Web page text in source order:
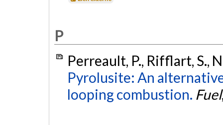
P
Perreault, P., Rifflart, S.,
Pyrolusite: An
looping combustion. Fuel